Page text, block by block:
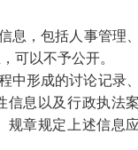
息，包括人事管理
可以不予公开。
中形成的讨论记录
信息以及行政执法
规章规定上述信息